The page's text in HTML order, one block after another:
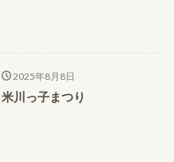
2025年8月8日
米川っ子まつり